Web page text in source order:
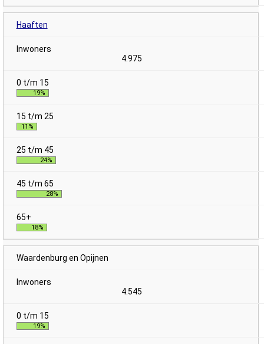
Haaften
4.975
19%
11%
24%
28%
18%
Waardenburg en Opijnen
4.545
19%